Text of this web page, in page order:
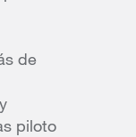
de
piloto